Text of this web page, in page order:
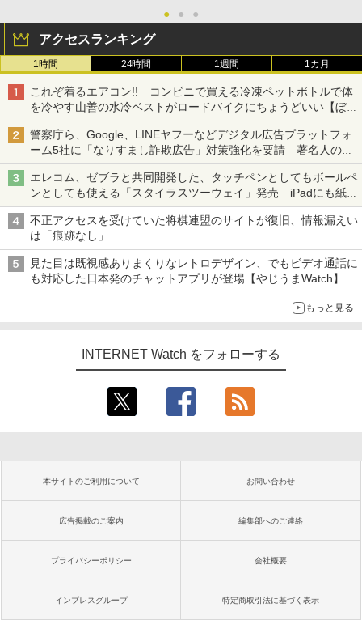
● ● ●
アクセスランキング
1時間 24時間 1週間 1カ月
これぞ着るエアコン!! コンビニで買える冷凍ペットボトルで体
を冷やす山善の水冷ベストがロードバイクにちょうどいい【ぼっ
ち・ざ・ろーど！その14】【空いた時間でなにしてる？】
警察庁ら、Google、LINEヤフーなどデジタル広告プラットフォ
ーム5社に「なりすまし詐欺広告」対策強化を要請 著名人の写
真や映像を使った投資詐欺などへの対策として
エレコム、ゼブラと共同開発した、タッチペンとしてもボールペ
ンとしても使える「スタイラスツーウェイ」発売 iPadにも紙に
も、持ち替えずに書き込める
不正アクセスを受けていた将棋連盟のサイトが復旧、情報漏えい
は「痕跡なし」
見た目は既視感ありまくりなレトロデザイン、でもビデオ通話に
も対応した日本発のチャットアプリが登場【やじうまWatch】
もっと見る
INTERNET Watch をフォローする
本サイトのご利用について お問い合わせ
広告掲載のご案内 編集部へのご連絡
プライバシーポリシー 会社概要
インプレスグループ 特定商取引法に基づく表示